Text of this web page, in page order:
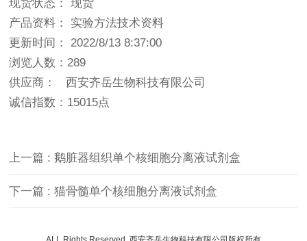
现货状态： 现货
产品资料： 实验方法技术资料
更新时间： 2022/8/13 8:37:00
浏览人数：289
供应商： 西安齐岳生物科技有限公司
诚信指数： 15015点
上一篇 : 鹅脏器组织单个核细胞分离液试剂盒
下一篇 : 猫骨髓单个核细胞分离液试剂盒